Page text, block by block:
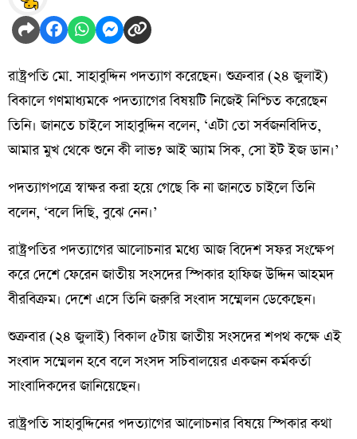
রাষ্ট্রপতি মো. সাহাবুদ্দিন পদত্যাগ করেছেন। শুক্রবার (২৪ জুলাই)
বিকালে গণমাধ্যমকে পদত্যাগের বিষয়টি নিজেই নিশ্চিত করেছেন
তিনি। জানতে চাইলে সাহাবুদ্দিন বলেন, ‘এটা তো সর্বজনবিদিত,
আমার মুখ থেকে শুনে কী লাভ? আই অ্যাম সিক, সো ইট ইজ ডান।’
পদত্যাগপত্রে স্বাক্ষর করা হয়ে গেছে কি না জানতে চাইলে তিনি
বলেন, ‘বলে দিছি, বুঝে নেন।’
রাষ্ট্রপতির পদত্যাগের আলোচনার মধ্যে আজ বিদেশ সফর সংক্ষেপ
করে দেশে ফেরেন জাতীয় সংসদের স্পিকার হাফিজ উদ্দিন আহমদ
বীরবিক্রম। দেশে এসে তিনি জরুরি সংবাদ সম্মেলন ডেকেছেন।
শুক্রবার (২৪ জুলাই) বিকাল ৫টায় জাতীয় সংসদের শপথ কক্ষে এই
সংবাদ সম্মেলন হবে বলে সংসদ সচিবালয়ের একজন কর্মকর্তা
সাংবাদিকদের জানিয়েছেন।
রাষ্ট্রপতি সাহাবুদ্দিনের পদত্যাগের আলোচনার বিষয়ে স্পিকার কথা